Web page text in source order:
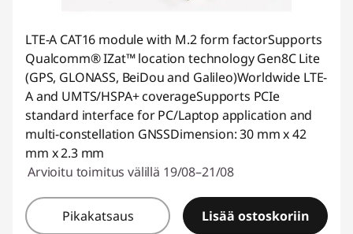
LTE-A CAT16 module with M.2 form factorSupports
Qualcomm® IZat™ location technology Gen8C Lite
(GPS, GLONASS, BeiDou and Galileo)Worldwide LTE-
A and UMTS/HSPA+ coverageSupports PCIe
standard interface for PC/Laptop application and
multi-constellation GNSSDimension: 30 mm x 42
mm x 2.3 mm
Arvioitu toimitus välillä 19/08–21/08
Pikakatsaus Lisää ostoskoriin